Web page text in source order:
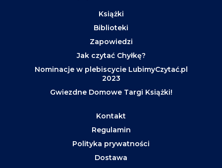
Książki
Biblioteki
Zapowiedzi
Jak czytać Chyłkę?
Nominacje w plebiscycie LubimyCzytać.pl
2023
Gwiezdne Domowe Targi Książki!
Kontakt
Regulamin
Polityka prywatności
Dostawa